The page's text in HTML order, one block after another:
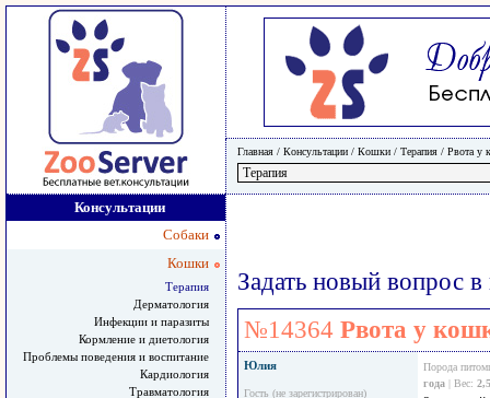
Главная / Консультации / Кошки / Терапия / Рвота у
Консультации
Собаки
Кошки
Терапия
Дерматология
Инфекции и паразиты
Кормление и диетология
Проблемы поведения и воспитание
Кардиология
Травматология
Задать новый вопрос
№14364 Рвота у
Юлия
Гость (не зарегистрирован)
Порода
года | Вес: